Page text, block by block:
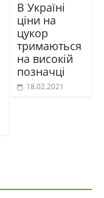
В Україні
ціни на
цукор
тримаються
на високій
позначці
18.02.2021